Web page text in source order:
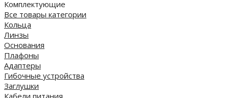
Комплектующие
Все товары категории
Кольца
Линзы
Основания
Плафоны
Адаптеры
Гибочные устройства
Заглушки
Кабели питания